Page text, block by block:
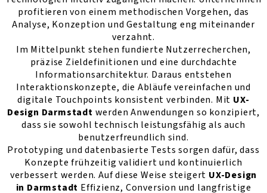
profitieren von einem methodischen Vorgehen, das
Analyse, Konzeption und Gestaltung eng miteinander
verzahnt.
Im Mittelpunkt stehen fundierte Nutzerrecherchen,
präzise Zieldefinitionen und eine durchdachte
Informationsarchitektur. Daraus entstehen
Interaktionskonzepte, die Abläufe vereinfachen und
digitale Touchpoints konsistent verbinden. Mit UX-
Design Darmstadt werden Anwendungen so konzipiert,
dass sie sowohl technisch leistungsfähig als auch
benutzerfreundlich sind.
Prototyping und datenbasierte Tests sorgen dafür, dass
Konzepte frühzeitig validiert und kontinuierlich
verbessert werden. Auf diese Weise steigert UX-Design
in Darmstadt Effizienz, Conversion und langfristige